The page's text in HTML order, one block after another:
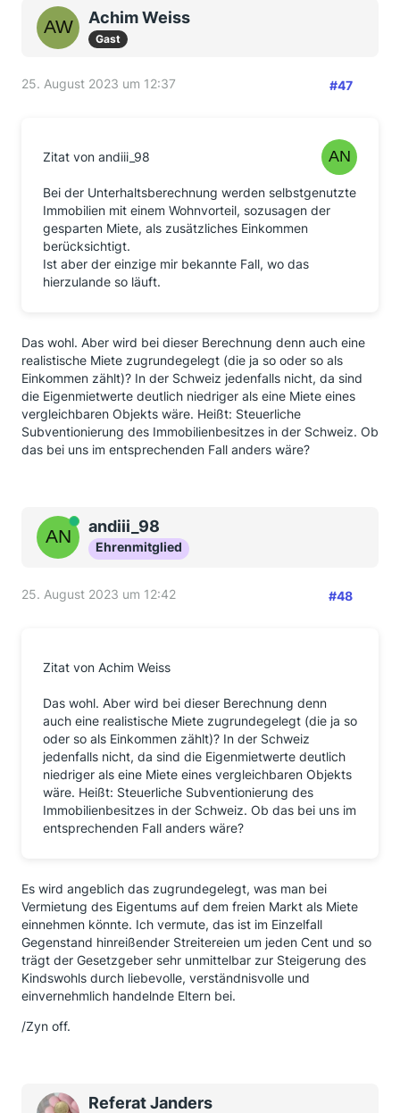
Achim Weiss
Gast
25. August 2023 um 12:37 #47
Zitat von andiii_98
Bei der Unterhaltsberechnung werden selbstgenutzte
Immobilien mit einem Wohnvorteil, sozusagen der
gesparten Miete, als zusätzliches Einkommen
berücksichtigt.
Ist aber der einzige mir bekannte Fall, wo das
hierzulande so läuft.
Das wohl. Aber wird bei dieser Berechnung denn auch eine
realistische Miete zugrundegelegt (die ja so oder so als
Einkommen zählt)? In der Schweiz jedenfalls nicht, da sind
die Eigenmietwerte deutlich niedriger als eine Miete eines
vergleichbaren Objekts wäre. Heißt: Steuerliche
Subventionierung des Immobilienbesitzes in der Schweiz. Ob
das bei uns im entsprechenden Fall anders wäre?
Onlineandiii_98
Ehrenmitglied
25. August 2023 um 12:42 #48
Zitat von Achim Weiss
Das wohl. Aber wird bei dieser Berechnung denn
auch eine realistische Miete zugrundegelegt (die ja so
oder so als Einkommen zählt)? In der Schweiz
jedenfalls nicht, da sind die Eigenmietwerte deutlich
niedriger als eine Miete eines vergleichbaren Objekts
wäre. Heißt: Steuerliche Subventionierung des
Immobilienbesitzes in der Schweiz. Ob das bei uns im
entsprechenden Fall anders wäre?
Es wird angeblich das zugrundegelegt, was man bei
Vermietung des Eigentums auf dem freien Markt als Miete
einnehmen könnte. Ich vermute, das ist im Einzelfall
Gegenstand hinreißender Streitereien um jeden Cent und so
trägt der Gesetzgeber sehr unmittelbar zur Steigerung des
Kindswohls durch liebevolle, verständnisvolle und
einvernehmlich handelnde Eltern bei.
/Zyn off.
Referat Janders